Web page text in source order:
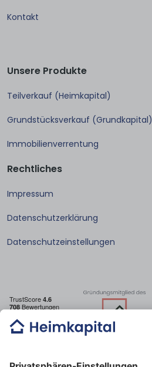
Kontakt
Unsere Produkte
Teilverkauf (Heimkapital)
Grundstücksverkauf (Grundkapital)
Immobilienverrentung
Rechtliches
Impressum
Datenschutzerklärung
Datenschutzeinstellungen